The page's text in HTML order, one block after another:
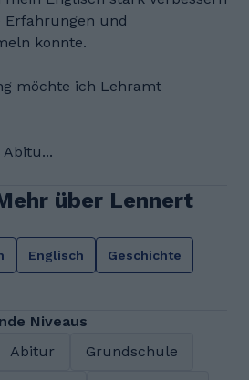
Erfahrungen und
konnte.
möchte ich Lehramt
Abitu...
über Lennert
Englisch Geschichte
Niveaus
Abitur Grundschule